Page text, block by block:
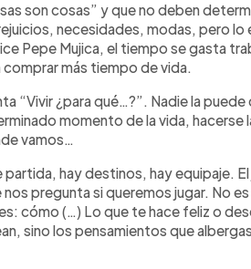
son cosas” y que no deben
necesidades, modas, pero lo
Pepe Mujica, el tiempo se gasta
más tiempo de vida.
“Vivir ¿para qué…?”. Nadie la
momento de la vida, hacerse
vamos…
partida, hay destinos, hay equipaje.
pregunta si queremos jugar. No es
cómo (…) Lo que te hace feliz o
sino los pensamientos que